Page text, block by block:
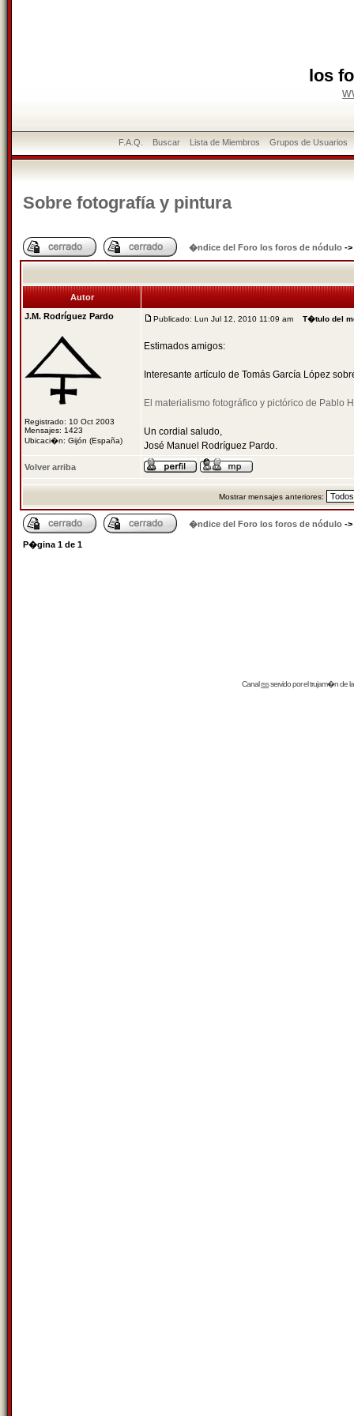
los
F.A.Q. Buscar Lista de Miembros Grupos de Usuarios
Sobre fotografía y pintura
�ndice del Foro los foros de nódulo ->
Autor
J.M. Rodríguez Pardo
Registrado: 10 Oct 2003
Mensajes: 1423
Ubicaci�n: Gijón (España)
Publicado: Lun Jul 12, 2010 11:09 am T�tulo del
Estimados amigos:
Interesante artículo de Tomás García López
El materialismo fotográfico y pictórico de Pablo
Un cordial saludo,
José Manuel Rodríguez Pardo.
Volver arriba
Mostrar mensajes anteriores:
�ndice del Foro los foros de nódulo ->
P�gina 1 de 1
Canalrssservido por eltrujam�nde